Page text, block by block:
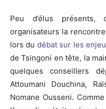
Peu d’élus présents,
organisateurs la
lors du débat sur les
de Tsingoni en tête, la
quelques conseillers
Attoumani Douchina,
Nomane Ousseni.